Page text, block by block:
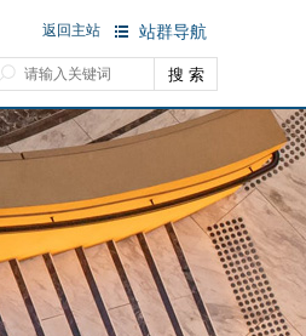
站群导航
返回主站